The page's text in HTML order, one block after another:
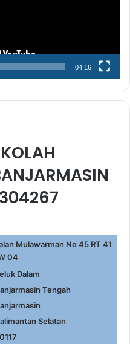
04:16
Mulawarman No 45 RT 41
04
Dalam
Tengah
Selatan